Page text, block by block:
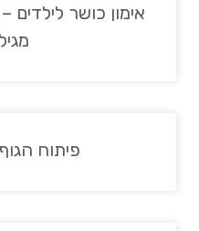
אימון כושר לילדים
פיתוח